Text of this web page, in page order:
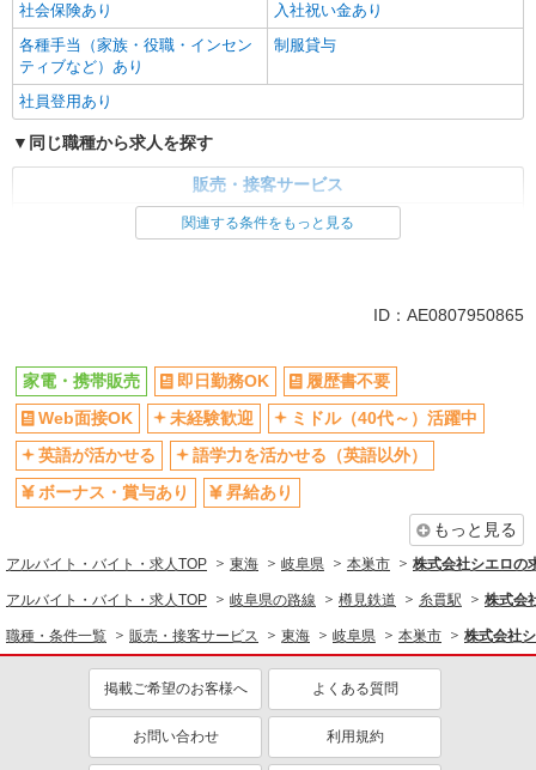
社会保険あり
入社祝い金あり
各種手当（家族・役職・インセン
ティブなど）あり
制服貸与
社員登用あり
同じ職種から求人を探す
販売・接客サービス
日払い
車通勤OK
交通費支給
社会保険あり
社員登用あり
関連する条件をもっと見る
ID：AE0807950865
家電・携帯販売 即日勤務OK
履歴書不要
Web面接OK
未経験歓迎
ミドル（40代～）活躍中
英語が活かせる
語学力を活かせる（英語以外）
ボーナス・賞与あり
昇給あり
もっと見る
アルバイト・バイト・求人TOP 東海 岐阜県 本巣市 株式会社シエロの
アルバイト・バイト・求人TOP 岐阜県の路線 樽見鉄道 糸貫駅 株式会
職種・条件一覧 販売・接客サービス 東海 岐阜県 本巣市 株式会社
掲載ご希望のお客様へ よくある質問
お問い合わせ 利用規約